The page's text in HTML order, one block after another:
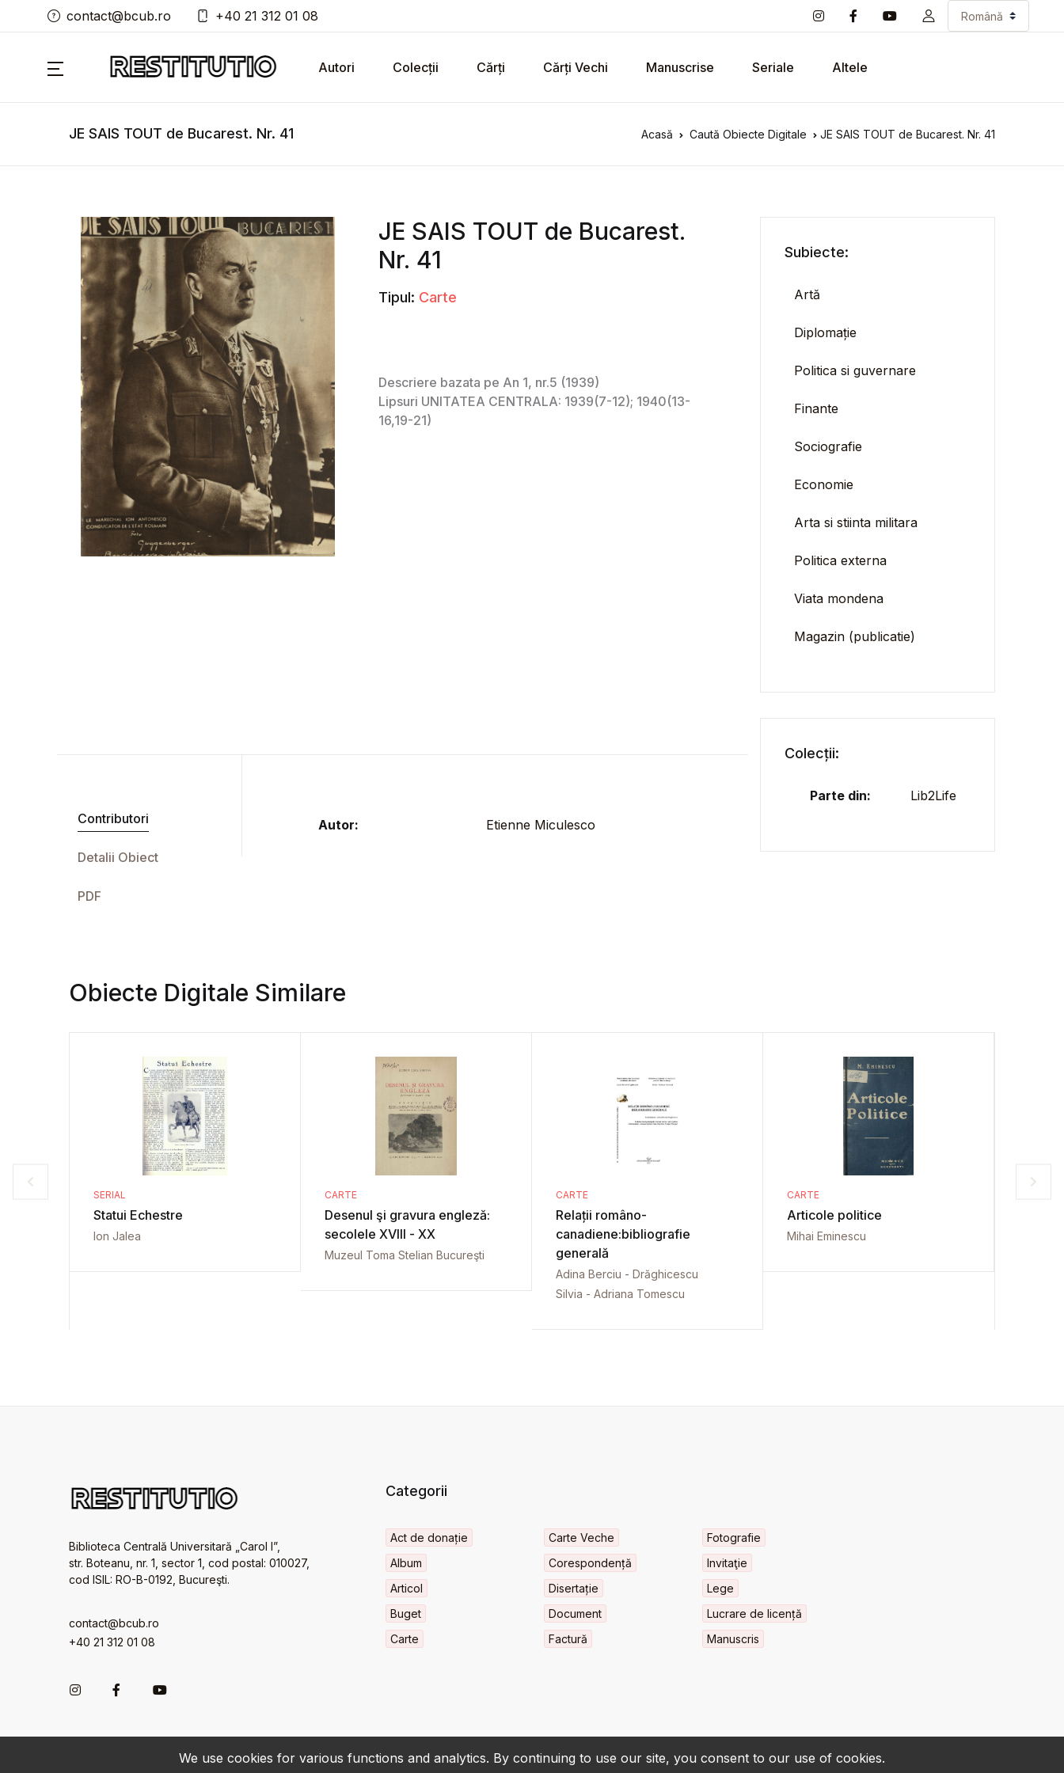
We use cookies for various functions and analytics. By continuing to use our site, you consent to our use of cookies.
contact@bcub.ro +40 21 312 01 08
Autori Colecții Cărți Cărți Vechi Manuscrise Seriale Altele
JE SAIS TOUT de Bucarest. Nr. 41 Acasă Caută Obiecte Digitale JE SAIS TOUT de Bucarest. Nr. 41
JE SAIS TOUT de Bucarest.
Nr. 41
Tipul: Carte
Contributori
Detalii Obiect
PDF
Autor: Etienne Miculesco
Subiecte:
Artă
Diplomație
Politica si guvernare
Finante
Sociografie
Economie
Arta si stiinta militara
Politica externa
Viata mondena
Magazin (publicatie)
Colecții:
Parte din: Lib2Life
Obiecte Digitale Similare
SERIAL
Statui Echestre
Ion Jalea
CARTE
Desenul şi gravura engleză:
secolele XVIII - XX
Muzeul Toma Stelian Bucureşti
CARTE
Relații româno-
canadiene:bibliografie
generală
Adina Berciu - Drăghicescu
Silvia - Adriana Tomescu
CARTE
Articole politice
Mihai Eminescu
Biblioteca Centrală Universitară „Carol I”,
str. Boteanu, nr. 1, sector 1, cod postal: 010027,
cod ISIL: RO-B-0192, Bucureşti.
contact@bcub.ro
+40 21 312 01 08
Categorii
Act de donație
Album
Articol
Buget
Carte
Carte Veche
Corespondență
Disertație
Document
Factură
Fotografie
Invitaţie
Lege
Lucrare de licență
Manuscris